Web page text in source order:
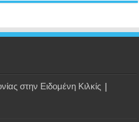
στην Ειδομένη Κιλκίς |